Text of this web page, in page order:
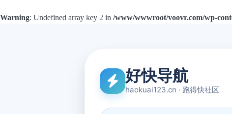
Warning: Undefined array key 2 in /www/wwwroot/voovr.com/wp-